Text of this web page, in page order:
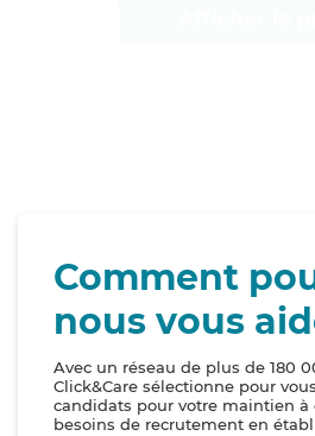
Comment
nous vous
Avec un réseau de plus de 180
Click&Care sélectionne pour
candidats pour votre maintien à
besoins de recrutement en